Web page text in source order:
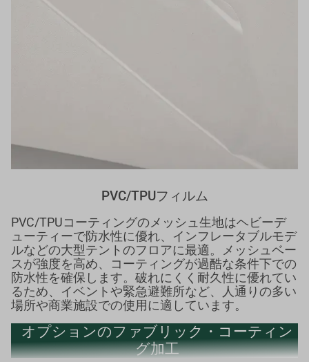
PVC/TPUフィルム
PVC/TPUコーティングのメッシュ生地はヘビーデ
ューティーで防水性に優れ、インフレータブルモデ
ルなどの大型テントのフロアに最適。メッシュベー
スが強度を高め、コーティングが過酷な条件下での
防水性を確保します。破れにくく耐久性に優れてい
るため、イベントや緊急避難所など、人通りの多い
場所や商業施設での使用に適しています。
オプションのファブリック・コーティン
グ加工